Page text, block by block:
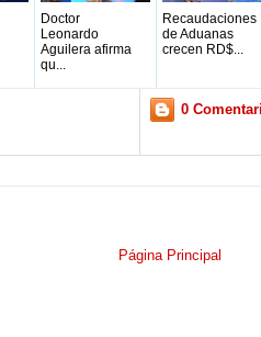
Doctor
Leonardo
Aguilera afirma
qu...
Recaudaciones
de Aduanas
crecen RD$...
0
Página Principal